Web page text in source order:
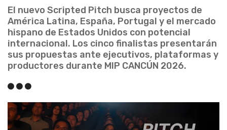
El nuevo Scripted Pitch busca proyectos de
América Latina, España, Portugal y el mercado
hispano de Estados Unidos con potencial
internacional. Los cinco finalistas presentarán
sus propuestas ante ejecutivos, plataformas y
productores durante MIP CANCÚN 2026.